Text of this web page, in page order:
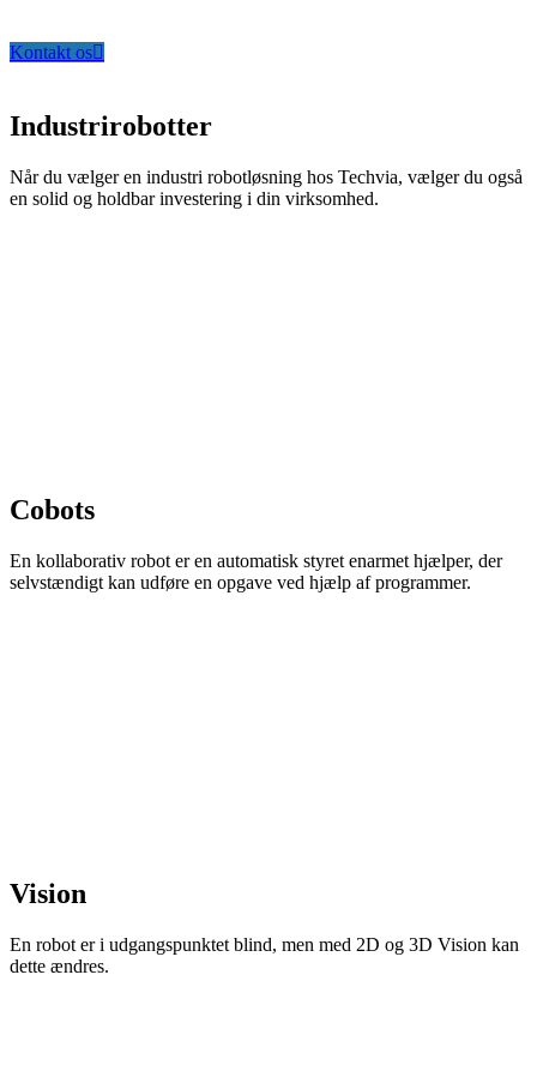
Kontakt os
Industrirobotter
Når du vælger en industri robotløsning hos Techvia, vælger du også
en solid og holdbar investering i din virksomhed.
Cobots
En kollaborativ robot er en automatisk styret enarmet hjælper, der
selvstændigt kan udføre en opgave ved hjælp af programmer.
Vision
En robot er i udgangspunktet blind, men med 2D og 3D Vision kan
dette ændres.